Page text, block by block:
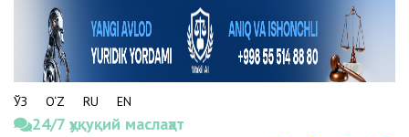
ЎЗ O‘Z RU EN
24/7 ҳуқуқий маслаҳат